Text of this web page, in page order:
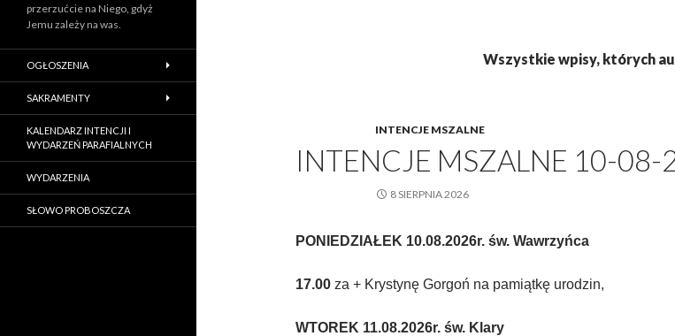
Wszystkie wpisy, których
INTENCJE MSZALNE
INTENCJE MSZALNE 10-
8 SIERPNIA 2026
PONIEDZIAŁEK 10.08.2026r.św. Wawrzyńca
17.00za + Krystynę Gorgoń na pamiątkę urodzin,
WTOREK 11.08.2026r. św. Klary
przerzućcie na Niego, gdyż
Jemu zależy na was.
OGŁOSZENIA
SAKRAMENTY
KALENDARZ INTENCJI I
WYDARZEŃ PARAFIALNYCH
WYDARZENIA
SŁOWO PROBOSZCZA